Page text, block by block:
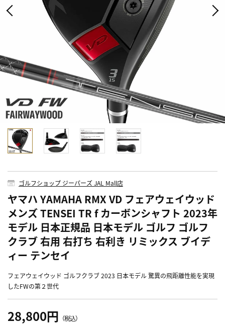
ゴルフショップ ジーパーズ JAL Mall店
ヤマハ YAMAHA RMX VD フェアウェイウッド
メンズ TENSEI TR f カーボンシャフト 2023年
モデル 日本正規品 日本モデル ゴルフ ゴルフ
クラブ 右用 右打ち 右利き リミックス ブイデ
ィー テンセイ
フェアウェイウッド ゴルフクラブ 2023 日本モデル 驚異の飛距離性能を実現
したFWの第２世代
28,800円 （税込）